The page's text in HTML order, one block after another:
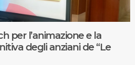
per l’animazione e la
degli anziani de “Le